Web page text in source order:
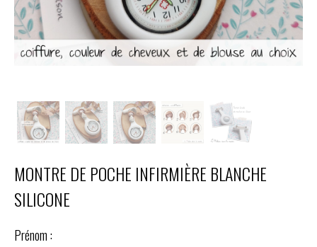
MONTRE DE POCHE INFIRMIÈRE BLANCHE
SILICONE
Prénom :